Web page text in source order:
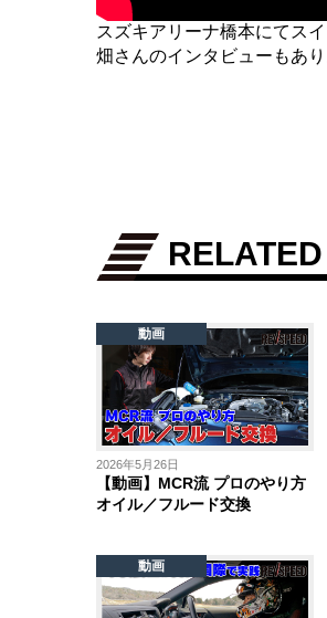
スズキアリーナ橋本にてス
畑さんのインタビューもあり
RELATED
2026年5月26日
【動画】MCR流 プロのやり方
オイル／フルード交換
動画
動画